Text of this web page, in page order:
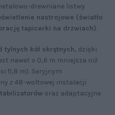
drewniane listwy
nastrojowe (światło
tapicerki na drzwiach).
tylnych kół skrętnych, dzięki
nawet o 0,6 m mniejsza niż
11,8 m). Seryjnym
z 48-woltowej instalacji
oraz adaptacyjne